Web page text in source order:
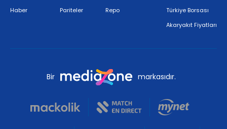
Haber
Pariteler
Repo
Türkiye Borsası
Akaryakıt Fiyatları
Bir markasıdır.